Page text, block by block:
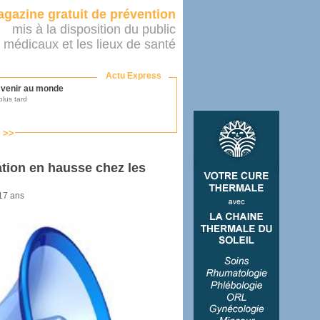
gratuit de prévention
mis à la disposition du public
et les lieux de santé
Actu Express
>>
au monde
tard
par le ministère...
2016
en hausse chez les
ans